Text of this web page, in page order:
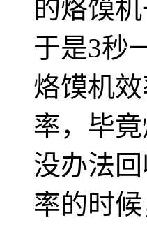
的烙馍
于是3秒
烙馍机
率，毕
没办法
率的时